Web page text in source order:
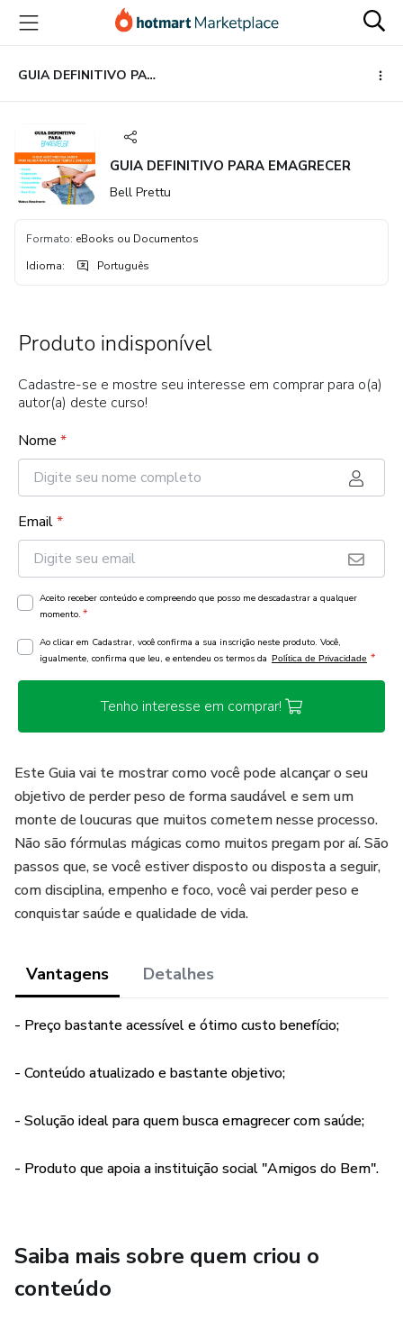
para
conteúdo
principal
para
pagamento
para
rodapé
GUIA DEFINITIVO PARA EMAGRECER
GUIA DEFINITIVO PARA EMAGRECER
Bell Prettu
Formato: eBooks ou Documentos
Idioma: Português
Produto indisponível
Cadastre-se e mostre seu interesse em comprar para o(a)
autor(a) deste curso!
Nome *
Email*
Aceito receber conteúdo e compreendo que posso me descadastrar a qualquer
momento. *
Ao clicar em Cadastrar, você confirma a sua inscrição neste produto. Você,
igualmente, confirma que leu, e entendeu os termos da Política de Privacidade *
Tenho interesse em comprar!
Este Guia vai te mostrar como você pode alcançar o seu
objetivo de perder peso de forma saudável e sem um
monte de loucuras que muitos cometem nesse processo.
Não são fórmulas mágicas como muitos pregam por aí. São
passos que, se você estiver disposto ou disposta a seguir,
com disciplina, empenho e foco, você vai perder peso e
conquistar saúde e qualidade de vida.
Vantagens Detalhes
- Preço bastante acessível e ótimo custo benefício;
- Conteúdo atualizado e bastante objetivo;
- Solução ideal para quem busca emagrecer com saúde;
- Produto que apoia a instituição social "Amigos do Bem".
Saiba mais sobre quem criou o
conteúdo